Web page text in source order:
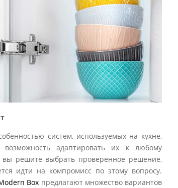
систем, используемых на кухне,
адаптировать их к любому
вы решите выбрать проверенное решение,
идти на компромисс по этому вопросу.
Box предлагают множество вариантов